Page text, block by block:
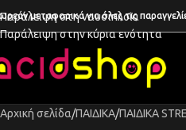
Παράλειψη στη ναυσιπλοΐα
Παράλειψη στην κύρια ενότητα
μεταφορικά για όλες τις
Αρχική σελίδα ΠΑΙΔΙΚΑ ΠΑΙΔΙΚΑ